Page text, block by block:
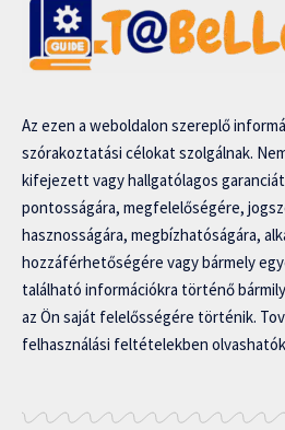
Az ezen a weboldalon szereplő
szórakoztatási célokat szolgálnak.
kifejezett vagy hallgatólagos
pontosságára, megfelelőségére,
hasznosságára, megbízhatóságára,
hozzáférhetőségére vagy bármely
található információkra történő
az Ön saját felelősségére történik.
felhasználási feltételekben